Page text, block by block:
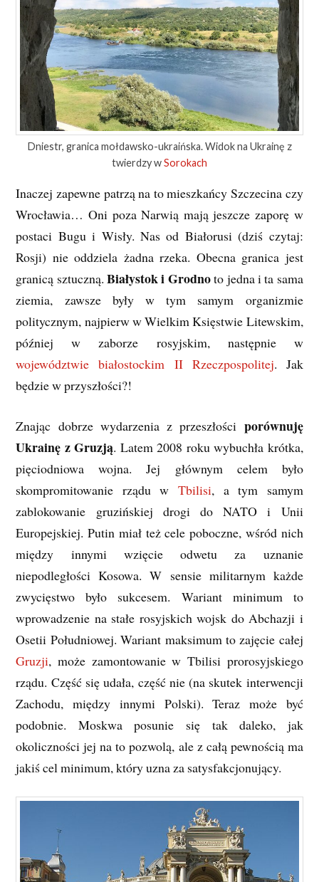
Dniestr, granica mołdawsko-ukraińska. Widok na Ukrainę z
twierdzy wSorokach
Inaczej zapewne patrzą na to mieszkańcy Szczecina czy
Wrocławia… Oni poza Narwią mają jeszcze zaporę w
postaci Bugu i Wisły. Nas od Białorusi (dziś czytaj:
Rosji) nie oddziela żadna rzeka. Obecna granica jest
granicą sztuczną.Białystok i Grodnoto jedna i ta sama
ziemia, zawsze były w tym samym organizmie
politycznym, najpierw w Wielkim Księstwie Litewskim,
później w zaborze rosyjskim, następnie w
województwie białostockim II Rzeczpospolitej. Jak
będzie w przyszłości?!
Znając dobrze wydarzenia z przeszłości porównuję
Ukrainę z Gruzją. Latem 2008 roku wybuchła krótka,
pięciodniowa wojna. Jej głównym celem było
skompromitowanie rządu w Tbilisi, a tym samym
zablokowanie gruzińskiej drogi do NATO i Unii
Europejskiej. Putin miał też cele poboczne, wśród nich
między innymi wzięcie odwetu za uznanie
niepodległości Kosowa. W sensie militarnym każde
zwycięstwo było sukcesem. Wariant minimum to
wprowadzenie na stałe rosyjskich wojsk do Abchazji i
Osetii Południowej. Wariant maksimum to zajęcie całej
Gruzji, może zamontowanie w Tbilisi prorosyjskiego
rządu. Część się udała, część nie (na skutek interwencji
Zachodu, między innymi Polski). Teraz może być
podobnie. Moskwa posunie się tak daleko, jak
okoliczności jej na to pozwolą, ale z całą pewnością ma
jakiś cel minimum, który uzna za satysfakcjonujący.